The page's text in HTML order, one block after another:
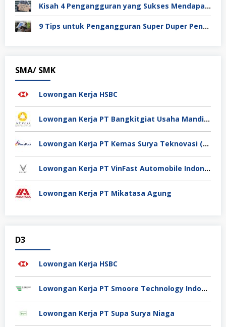
Kisah 4 Pengangguran yang Sukses Mendapat Kerja
9 Tips untuk Pengangguran Super Duper Penting
SMA/ SMK
Lowongan Kerja HSBC
Lowongan Kerja PT Bangkitgiat Usaha Mandiri (NT Corp)
Lowongan Kerja PT Kemas Surya Teknovasi (FlexyPack)
Lowongan Kerja PT VinFast Automobile Indonesia
Lowongan Kerja PT Mikatasa Agung
D3
Lowongan Kerja HSBC
Lowongan Kerja PT Smoore Technology Indonesia
Lowongan Kerja PT Supa Surya Niaga